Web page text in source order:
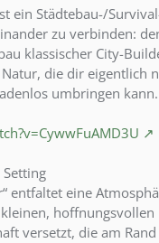
ein Städtebau-/
zu verbinden:
klassischer City-
die dir eigentlich
umbringen kann.
entfaltet eine
hoffnungsvollen
versetzt, die am